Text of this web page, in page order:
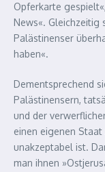
Opferkarte
News«. Gleichzeitig
Palästinenser
haben«.
Dementsprechend
Palästinensern,
und der
einen eigenen
unakzeptabel ist.
man ihnen